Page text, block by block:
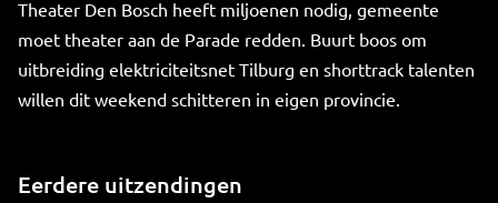
Theater Den Bosch heeft miljoenen nodig, gemeente
moet theater aan de Parade redden. Buurt boos om
uitbreiding elektriciteitsnet Tilburg en shorttrack talenten
willen dit weekend schitteren in eigen provincie.
Eerdere uitzendingen